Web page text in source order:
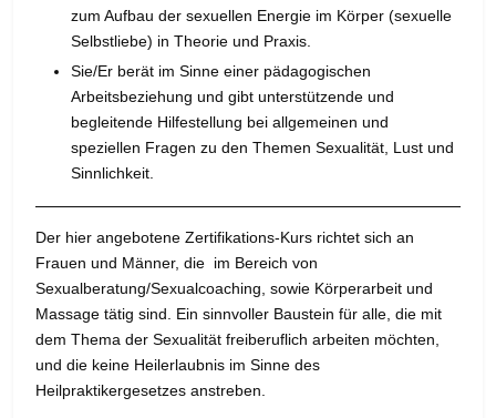
zum Aufbau der sexuellen Energie im Körper (sexuelle
Selbstliebe) in Theorie und Praxis.
Sie/Er berät im Sinne einer pädagogischen
Arbeitsbeziehung und gibt unterstützende und
begleitende Hilfestellung bei allgemeinen und
speziellen Fragen zu den Themen Sexualität, Lust und
Sinnlichkeit.
Der hier angebotene Zertifikations-Kurs richtet sich an
Frauen und Männer, die im Bereich von
Sexualberatung/Sexualcoaching, sowie Körperarbeit und
Massage tätig sind. Ein sinnvoller Baustein für alle, die mit
dem Thema der Sexualität freiberuflich arbeiten möchten,
und die keine Heilerlaubnis im Sinne des
Heilpraktikergesetzes anstreben.